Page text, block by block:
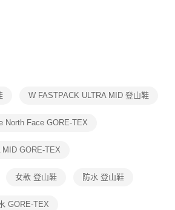
收到繳費通知簡訊。
天內，點擊此簡訊中的連結，可透過四大超商／
式進行付款，方視為交易完成。
先享後付 」之結帳頁面顯示為準，若有關於
消欲退款等相關疑問，請聯繫「AFTEE先享後付
support/home
限公司提供之「AFTEE先享後付」服務完成之交
公司。
徵得法定代理人或監護人之同意方可使用
含以上)免運費
W FASTPACK ULTRA MID 登山鞋
North Face GORE-TEX
MID GORE-TEX
女款 登山鞋 防水 登山鞋
GORE-TEX